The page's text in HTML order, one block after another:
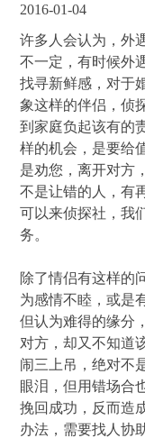
2016-01-04
许多人会认为，外
不一定，有时候外
找寻新鲜感，对于
象这样的伴侣，侦
到家庭负起该有的
样的机会，是要给
是劝您，离开对方
不是让错的人，有
可以来侦探社，我
务。
除了情侣有这样的
为感情不睦，或是
但认为难得的缘分
对方，却又不知道
闹三上吊，绝对不
眼泪，但用错场合
挽回成功，反而造
办法，需要找人协